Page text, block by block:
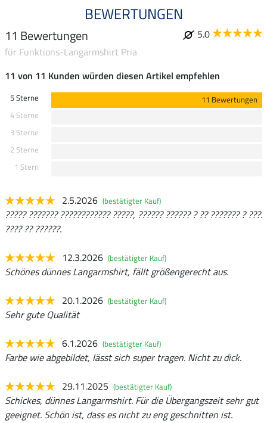
BEWERTUNGEN
11 Bewertungen
5.0
für Funktions-Langarmshirt Pria
11 von 11 Kunden würden diesen Artikel empfehlen
5 Sterne
11 Bewertungen
4 Sterne
3 Sterne
2 Sterne
1 Stern
2.5.2026 (bestätigter Kauf)
????? ??????? ???????????? ?????, ?????? ?????? ? ?? ??????? ? ???.
???? ?? ??????.
12.3.2026 (bestätigter Kauf)
Schönes dünnes Langarmshirt, fällt größengerecht aus.
20.1.2026 (bestätigter Kauf)
Sehr gute Qualität
6.1.2026 (bestätigter Kauf)
Farbe wie abgebildet, lässt sich super tragen. Nicht zu dick.
29.11.2025 (bestätigter Kauf)
Schickes, dünnes Langarmshirt. Für die Übergangszeit sehr gut
geeignet. Schön ist, dass es nicht zu eng geschnitten ist.